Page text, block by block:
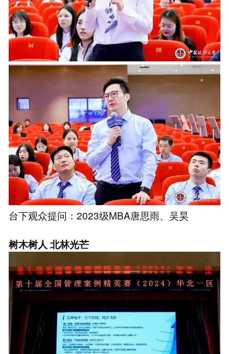
台下观众提问：2023级MBA唐思雨、吴昊
树木树人 北林光芒